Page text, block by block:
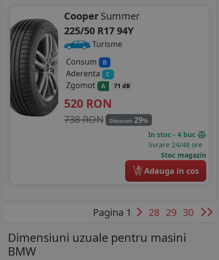
CooperSummer
225/50 R17 94Y
Turisme
Consum
B
Aderenta C
Zgomot A 71 dB
520 RON
738 RON Discount 29%
In stoc - 4 buc
livrare 24/48 ore
Stoc magazin
4 Adauga in cos
Pagina 1 28 29 30
Dimensiuni uzuale pentru masini
BMW